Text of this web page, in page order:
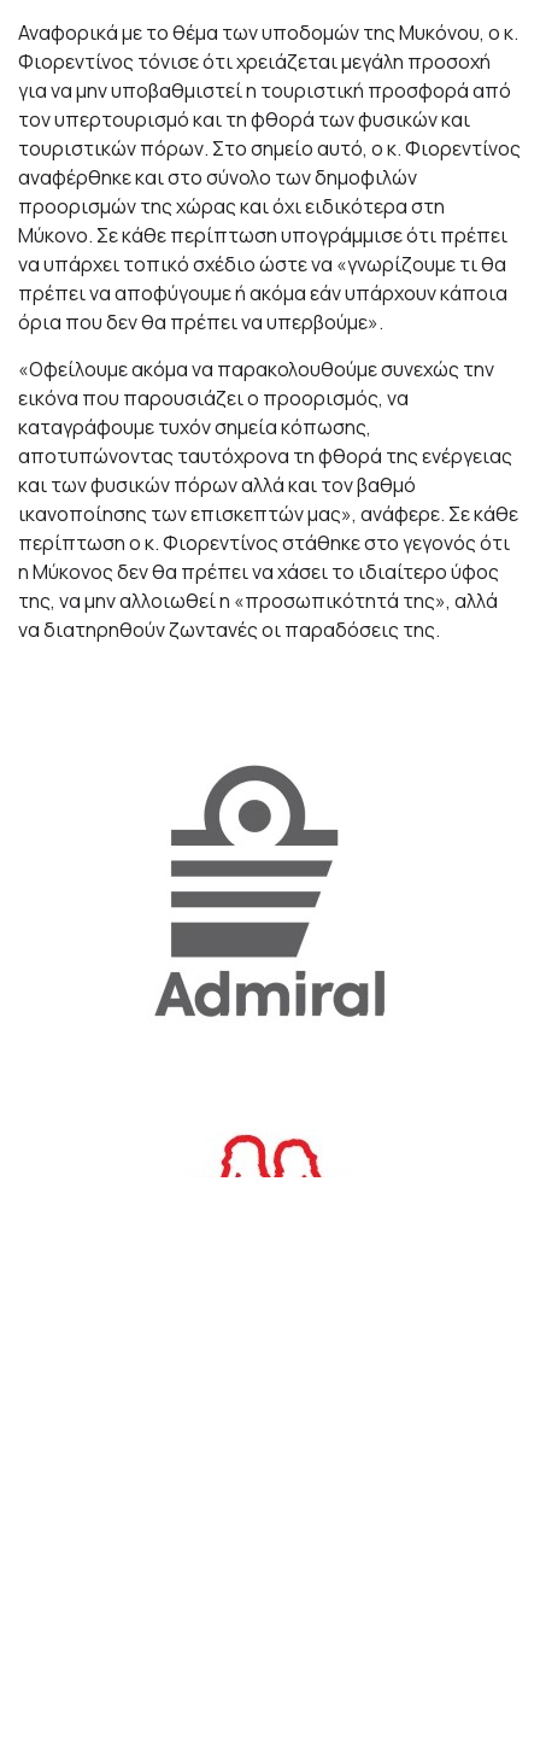
Αναφορικά με το θέμα των υποδομών της Μυκόνου, ο κ.
Φιορεντίνος τόνισε ότι χρειάζεται μεγάλη προσοχή
για να μην υποβαθμιστεί η τουριστική προσφορά από
τον υπερτουρισμό και τη φθορά των φυσικών και
τουριστικών πόρων. Στο σημείο αυτό, ο κ. Φιορεντίνος
αναφέρθηκε και στο σύνολο των δημοφιλών
προορισμών της χώρας και όχι ειδικότερα στη
Μύκονο. Σε κάθε περίπτωση υπογράμμισε ότι πρέπει
να υπάρχει τοπικό σχέδιο ώστε να «γνωρίζουμε τι θα
πρέπει να αποφύγουμε ή ακόμα εάν υπάρχουν κάποια
όρια που δεν θα πρέπει να υπερβούμε».
«Οφείλουμε ακόμα να παρακολουθούμε συνεχώς την
εικόνα που παρουσιάζει ο προορισμός, να
καταγράφουμε τυχόν σημεία κόπωσης,
αποτυπώνοντας ταυτόχρονα τη φθορά της ενέργειας
και των φυσικών πόρων αλλά και τον βαθμό
ικανοποίησης των επισκεπτών μας», ανάφερε. Σε κάθε
περίπτωση ο κ. Φιορεντίνος στάθηκε στο γεγονός ότι
η Μύκονος δεν θα πρέπει να χάσει το ιδιαίτερο ύφος
της, να μην αλλοιωθεί η «προσωπικότητά της», αλλά
να διατηρηθούν ζωντανές οι παραδόσεις της.